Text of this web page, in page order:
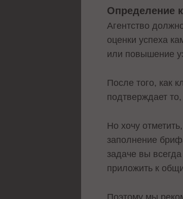
Определение
Агентство
оценки успеха
или повышение
После того, как
подтверждает
Но хочу
заполнение
задаче вы
приложить к
Поэтому мы